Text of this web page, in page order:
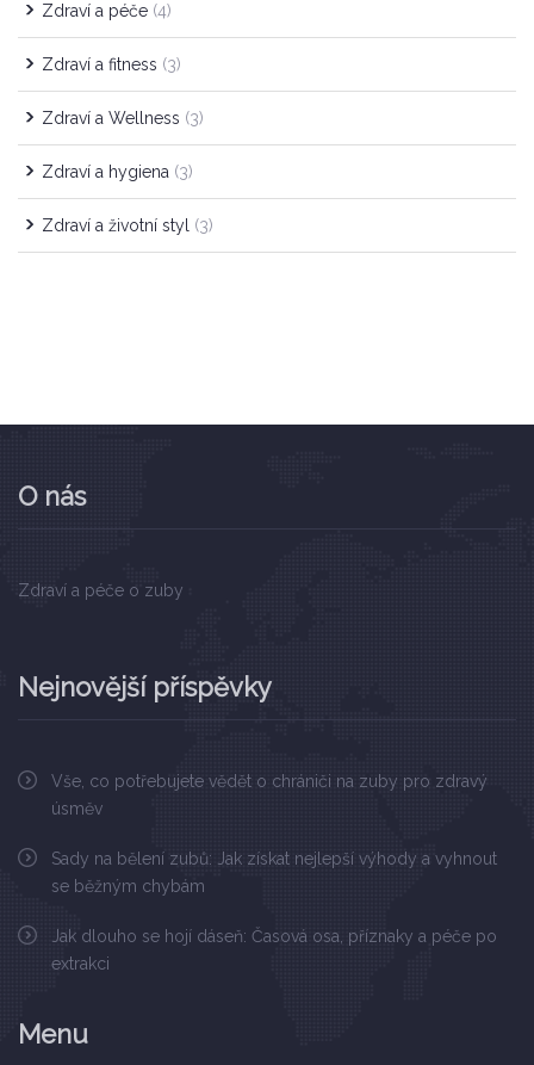
Zdraví a péče (4)
Zdraví a fitness (3)
Zdraví a Wellness (3)
Zdraví a hygiena (3)
Zdraví a životní styl (3)
O nás
Zdraví a péče o zuby
Nejnovější příspěvky
Vše, co potřebujete vědět o chrániči na zuby pro zdravý
úsměv
Sady na bělení zubů: Jak získat nejlepší výhody a vyhnout
se běžným chybám
Jak dlouho se hojí dáseň: Časová osa, příznaky a péče po
extrakci
Menu